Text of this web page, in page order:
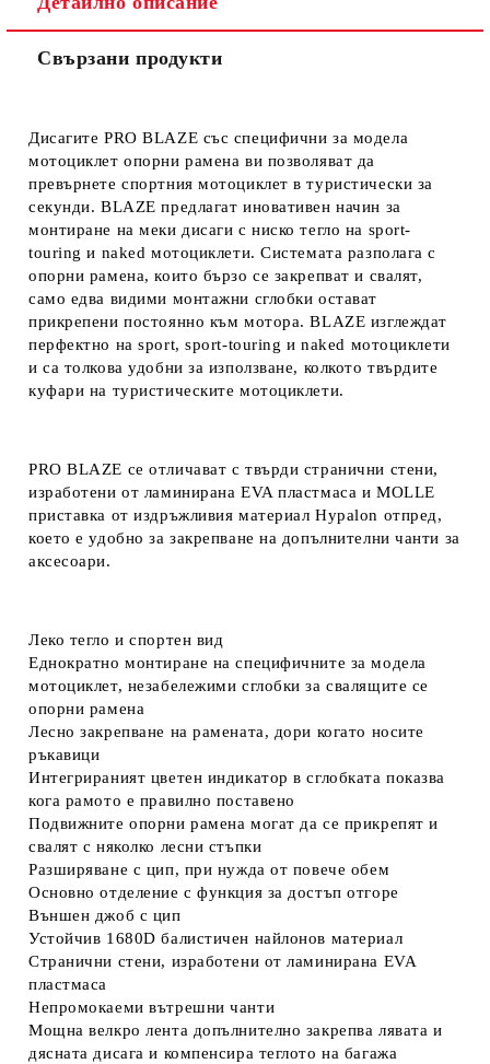
Ние ще се свържем с вас в рамките на работния ден.
Свързани продукти
Дисагите PRO BLAZE със специфични за модела
мотоциклет опорни рамена ви позволяват да
превърнете спортния мотоциклет в туристически за
секунди. BLAZE предлагат иновативен начин за
монтиране на меки дисаги с ниско тегло на sport-
touring и naked мотоциклети. Системата разполага с
опорни рамена, които бързо се закрепват и свалят,
само едва видими монтажни сглобки остават
прикрепени постоянно към мотора. BLAZE изглеждат
перфектно наsport,sport-touring иnaked мотоциклети
и са толкова удобни за използване, колкото твърдите
куфари на туристическите мотоциклети.
PRO BLAZE се отличават с твърди странични стени,
изработени от ламинирана EVA пластмаса и MOLLE
приставка от издръжливия материал Hypalon отпред,
което е удобно за закрепване на допълнителни чанти за
аксесоари.
Леко тегло и спортен вид
Еднократно монтиране на специфичните за модела
мотоциклет, незабележими сглобки за свалящите се
опорни рамена
Лесно закрепване на рамената, дори когато носите
ръкавици
Интегрираният цветен индикатор в сглобката показва
кога рамото е правилно поставено
Подвижните опорни рамена могат да се прикрепят и
свалят с няколко лесни стъпки
Разширяване с цип, при нужда от повече обем
Основно отделение с функция за достъп отгоре
Външен джоб с цип
Устойчив 1680D балистичен найлонов материал
Странични стени, изработени от ламинирана EVA
пластмаса
Непромокаеми вътрешни чанти
Мощна велкро лента допълнително закрепва лявата и
дясната дисага и компенсира теглото на багажа